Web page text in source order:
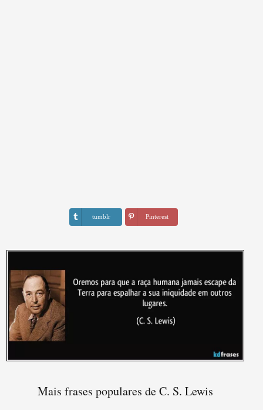
tumblr Pinterest
Mais frases populares de C. S. Lewis